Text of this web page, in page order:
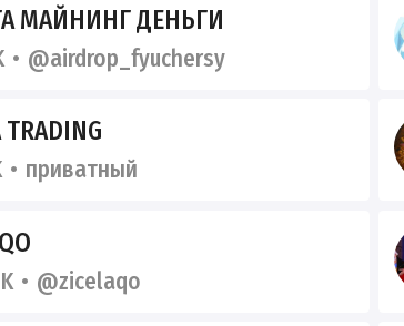
МАЙНИНГ ДЕНЬГИ
@airdrop_fyuchersy
TRADING
приватный
@zicelaqo